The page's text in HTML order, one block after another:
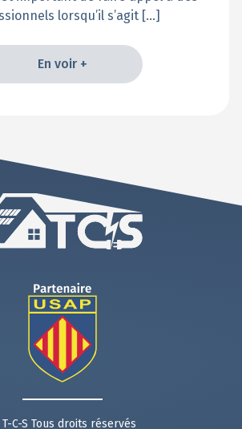
lorsqu’il s’agit […]
En voir +
C-S Tous droits réservés